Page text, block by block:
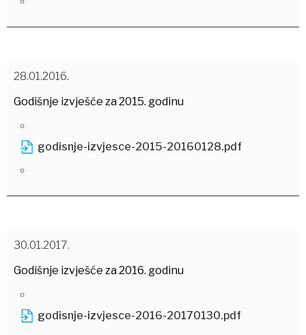
28.01.2016.
Godišnje izvješće za 2015. godinu
godisnje-izvjesce-2015-20160128.pdf
30.01.2017.
Godišnje izvješće za 2016. godinu
godisnje-izvjesce-2016-20170130.pdf